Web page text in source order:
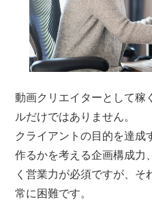
動画クリエイターとして稼
ルだけではありません。
クライアントの目的を達成
作るかを考える企画構成力
く営業力が必須ですが、
常に困難です。